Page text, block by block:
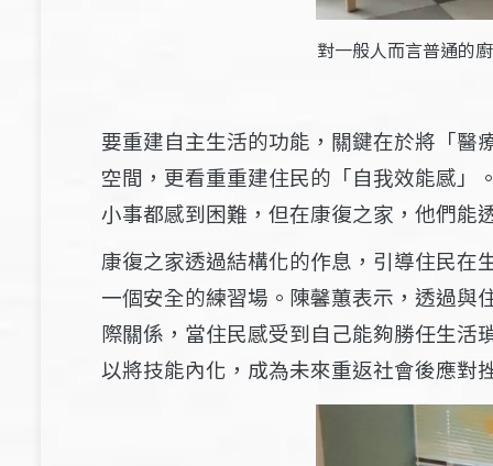
對一般人而言普通的
要重建自主生活的功能，關鍵在於將「醫
空間，更看重重建住民的「自我效能感」
小事都感到困難，但在康復之家，他們能
康復之家透過結構化的作息，引導住民在
一個安全的練習場。陳馨蕙表示，透過與
際關係，當住民感受到自己能夠勝任生活
以將技能內化，成為未來重返社會後應對